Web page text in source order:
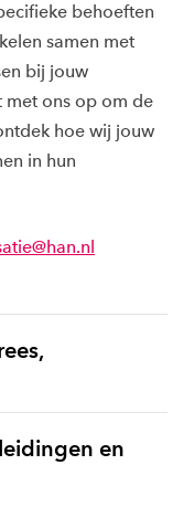
behoeften
samen met
bij jouw
met ons op om de
hoe wij jouw
in hun
en